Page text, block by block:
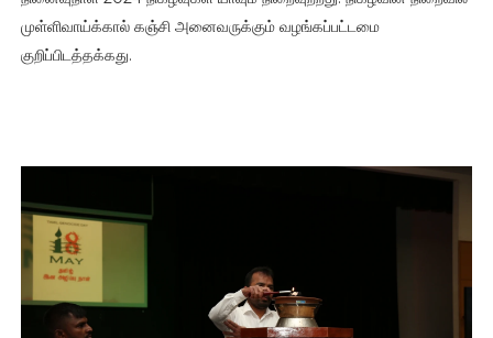
முள்ளிவாய்க்கால் கஞ்சி அனைவருக்கும் வழங்கப்பட்டமை
குறிப்பிடத்தக்கது.